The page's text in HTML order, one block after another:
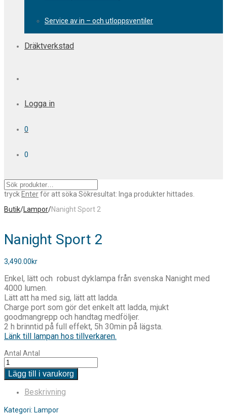
Service av in – och utloppsventiler
Dräktverkstad
Logga in
0
0
tryck Enterför att söka Sökresultat: Inga produkter hittades.
Butik/Lampor/Nanight Sport 2
Nanight Sport 2
3,490.00kr
Enkel, lätt och robust dyklampa från svenska Nanight med
4000 lumen.
Lätt att ha med sig, lätt att ladda.
Charge port som gör det enkelt att ladda, mjukt
goodmangrepp och handtag medföljer.
2 h brinntid på full effekt, 5h 30min på lägsta.
Länk till lampan hos tillverkaren.
Antal Antal
Lägg till i varukorg
Beskrivning
Kategori: Lampor